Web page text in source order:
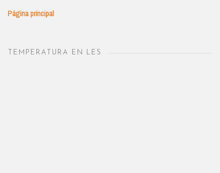
Página principal
TEMPERATURA EN LES